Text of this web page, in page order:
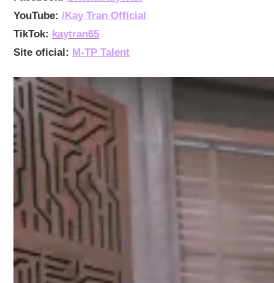
YouTube:/Kay Tran Official
TikTok: kaytran65
Site oficial: M-TP Talent